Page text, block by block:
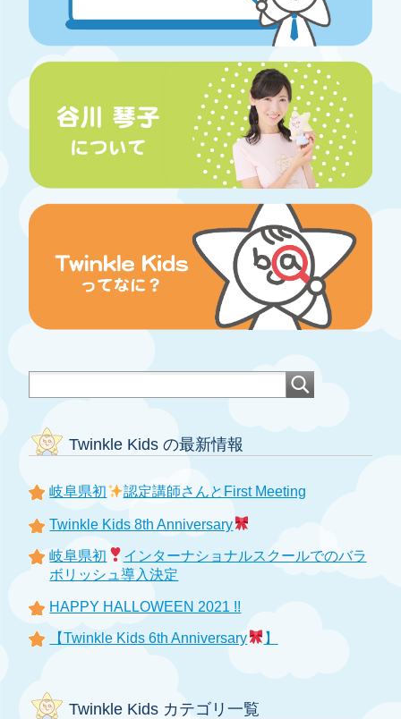
Twinkle Kids の最新情報
岐阜県初 認定講師さんとFirst Meeting
Twinkle Kids 8th Anniversary
岐阜県初
インターナショナルスクールでのバラ
ボリッシュ導入決定
HAPPY HALLOWEEN 2021 !!
【Twinkle Kids 6th Anniversary 】
Twinkle Kids カテゴリ一覧